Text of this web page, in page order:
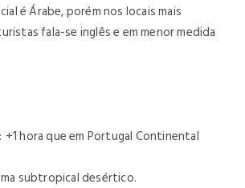
é Árabe, porém nos locais mais
fala-se inglês e em menor medida
+1 hora que em Portugal Continental
subtropical desértico.